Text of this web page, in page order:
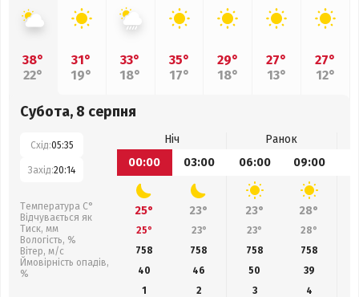
38°
22°
31°
19°
33°
18°
35°
17°
29°
18°
27°
13°
27°
12°
Субота, 8 серпня
Схід:05:35
Захід:20:14
Температура С°
Відчувається як
Тиск, мм
Вологість, %
Вітер, м/с
Ймовірність опадів,
%
Ніч
Ранок
00:00
03:00 06:00 09:00
25° 23° 23° 28°
25° 23° 23° 28°
758
758 758 758
40
46 50 39
1
2 3
4